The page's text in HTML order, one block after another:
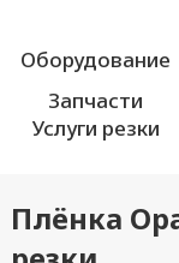
Оборудование
Запчасти
Услуги резки
Плёнка